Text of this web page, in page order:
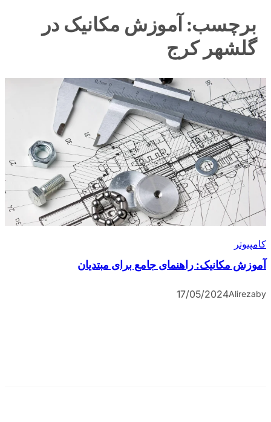
برچسب: آموزش مکانیک در
گلشهر کرج
کامپیوتر
آموزش مکانیک: راهنمای جامع برای مبتدیان
by
Alireza
17/05/2024